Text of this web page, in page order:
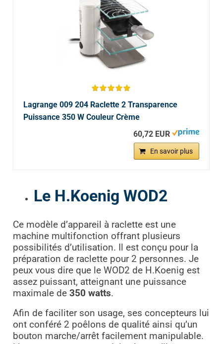
Lagrange 009 204 Raclette 2 Transparence
Puissance 350 W Couleur Crème
60,72 EUR
En savoir plus
Le H.Koenig WOD2
Ce modèle d’appareil à raclette est une
machine multifonction offrant plusieurs
possibilités d’utilisation. Il est conçu pour la
préparation de raclette pour 2 personnes. Je
peux vous dire que le WOD2 de H.Koenig est
assez puissant, atteignant une puissance
maximale de 350 watts.
Afin de faciliter son usage, ses concepteurs lui
ont conféré 2 poêlons de qualité ainsi qu’un
bouton marche/arrêt facilement manipulable.